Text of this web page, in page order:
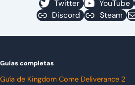
Twitter YouTube
Discord
Steam
Guías completas
Guía de Kingdom Come Deliverance 2